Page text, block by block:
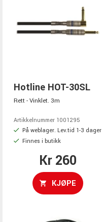
Hotline HOT-30SL
Rett - Vinklet. 3m
Artikkelnummer 1001295
På weblager. Lev.tid 1-3 dager
Finnes i butikk
Kr 260
KJØPE